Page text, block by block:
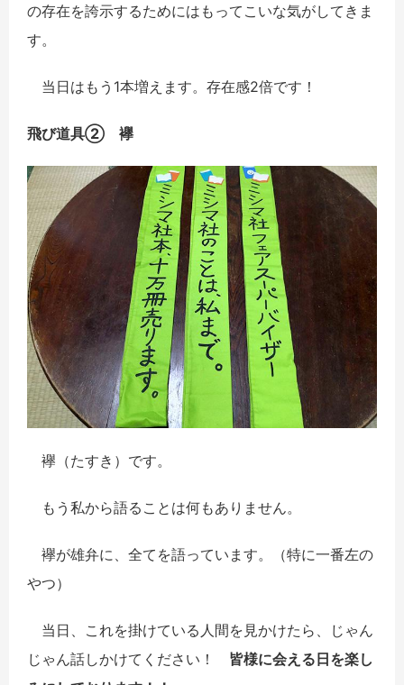
の存在を誇示するためにはもってこいな気がしてきま
す。
当日はもう1本増えます。存在感2倍です！
飛び道具② 襷
襷（たすき）です。
もう私から語ることは何もありません。
襷が雄弁に、全てを語っています。（特に一番左の
やつ）
当日、これを掛けている人間を見かけたら、じゃん
じゃん話しかけてください！ 皆様に会える日を楽し